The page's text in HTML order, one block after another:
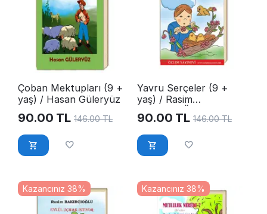
Çoban Mektupları (9 +
yaş) / Hasan Güleryüz
90.00 TL 146.00 TL
Yavru Serçeler (9 +
yaş) / Rasim
BAKIRCIOĞLU
90.00 TL 146.00 TL
Kazancınız 38% Kazancınız 38%